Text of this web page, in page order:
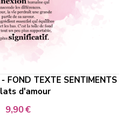
FOND TEXTE SENTIMENTS
d'amour
9,90€